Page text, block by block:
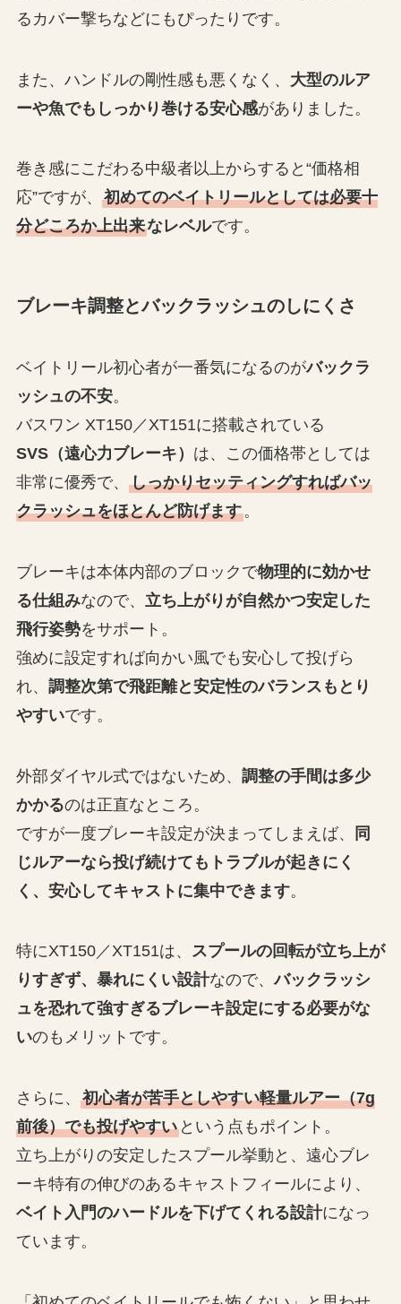
るカバー撃ちなどにもぴったりです。
また、ハンドルの剛性感も悪くなく、 大型のルア
ーや魚でもしっかり巻ける安心感がありました。
巻き感にこだわる中級者以上からすると“価格相
応”ですが、 初めてのベイトリールとしては必要十
分どころか上出来なレベルです。
ブレーキ調整とバックラッシュのしにくさ
ベイトリール初心者が一番気になるのがバックラ
ッシュの不安。
バスワン XT150／XT151に搭載されている
SVS（遠心力ブレーキ） は、この価格帯としては
非常に優秀で、 しっかりセッティングすればバッ
クラッシュをほとんど防げます。
ブレーキは本体内部のブロックで物理的に効かせ
る仕組みなので、 立ち上がりが自然かつ安定した
飛行姿勢をサポート。
強めに設定すれば向かい風でも安心して投げら
れ、 調整次第で飛距離と安定性のバランスもとり
やすいです。
外部ダイヤル式ではないため、 調整の手間は多少
かかるのは正直なところ。
ですが一度ブレーキ設定が決まってしまえば、
同
じルアーなら投げ続けてもトラブルが起きにく
く、安心してキャストに集中できます。
特にXT150／XT151は、 スプールの回転が立ち上が
りすぎず、暴れにくい設計なので、バックラッシ
ュを恐れて強すぎるブレーキ設定にする必要がな
いのもメリットです。
さらに、 初心者が苦手としやすい軽量ルアー（7g
前後）でも投げやすいという点もポイント。
立ち上がりの安定したスプール挙動と、遠心ブレ
ーキ特有の伸びのあるキャストフィールにより、
ベイト入門のハードルを下げてくれる設計になっ
ています。